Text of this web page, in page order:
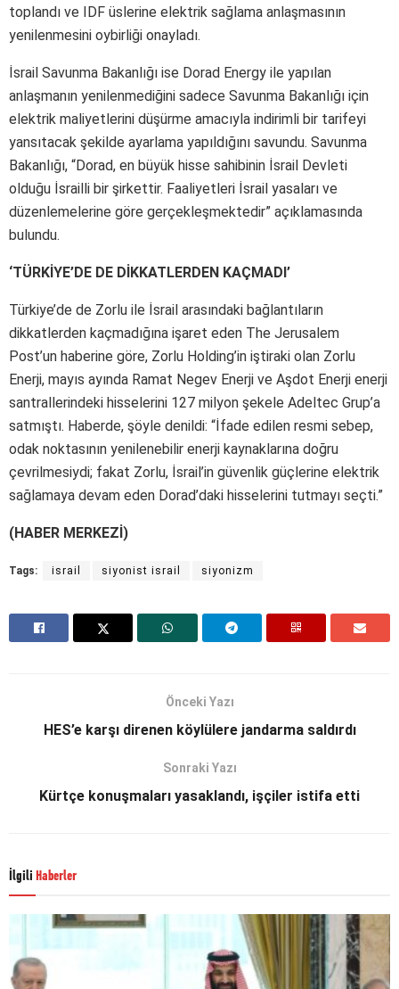
toplandı ve IDF üslerine elektrik sağlama anlaşmasının
yenilenmesini oybirliği onayladı.
İsrail Savunma Bakanlığı ise Dorad Energy ile yapılan
anlaşmanın yenilenmediğini sadece Savunma Bakanlığı için
elektrik maliyetlerini düşürme amacıyla indirimli bir tarifeyi
yansıtacak şekilde ayarlama yapıldığını savundu. Savunma
Bakanlığı, “Dorad, en büyük hisse sahibinin İsrail Devleti
olduğu İsrailli bir şirkettir. Faaliyetleri İsrail yasaları ve
düzenlemelerine göre gerçekleşmektedir” açıklamasında
bulundu.
‘TÜRKİYE’DE DE DİKKATLERDEN KAÇMADI’
Türkiye’de de Zorlu ile İsrail arasındaki bağlantıların
dikkatlerden kaçmadığına işaret eden The Jerusalem
Post’un haberine göre, Zorlu Holding’in iştiraki olan Zorlu
Enerji, mayıs ayında Ramat Negev Enerji ve Aşdot Enerji enerji
santrallerindeki hisselerini 127 milyon şekele Adeltec Grup’a
satmıştı. Haberde, şöyle denildi: “İfade edilen resmi sebep,
odak noktasının yenilenebilir enerji kaynaklarına doğru
çevrilmesiydi; fakat Zorlu, İsrail’in güvenlik güçlerine elektrik
sağlamaya devam eden Dorad’daki hisselerini tutmayı seçti.”
(HABER MERKEZİ)
Tags: israil siyonist israil siyonizm
Önceki Yazı
HES’e karşı direnen köylülere jandarma saldırdı
Sonraki Yazı
Kürtçe konuşmaları yasaklandı, işçiler istifa etti
İlgili Haberler